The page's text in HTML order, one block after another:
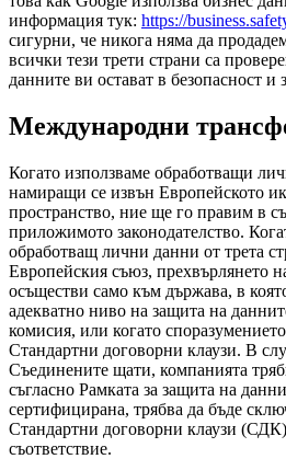
информация тук: https://
сигурни, че никога няма да
всички тези трети страни са
данните ви остават в безопасност и
Международни
Когато използваме обработващи
намиращи се извън Европейското
пространство, ние ще го правим в
приложимото законодателство.
обработващ лични данни от трета
Европейския съюз, прехвърлянето
осъществи само към държава, в
адекватно ниво на защита на
комисия, или когато
Стандартни договорни клаузи. В
Съединените щати, компанията
съгласно Рамката за защита на
сертифицирана, трябва да бъде
Стандартни договорни клаузи
съответствие.